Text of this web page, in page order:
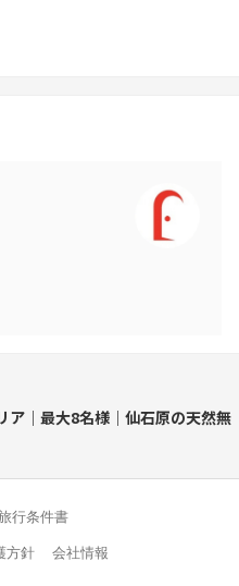
加料金をお支払いいただきま
す。退室後に建物内や建物外
った場合、追加請求が発生し
ア｜最大8名様｜仙石原の天然無
行条件書
方針 会社情報